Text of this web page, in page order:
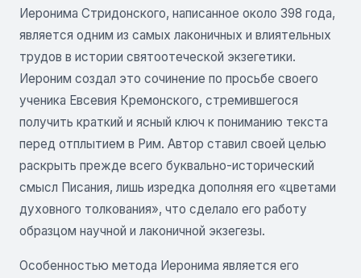
Иеронима Стридонского, написанное около 398 года,
является одним из самых лаконичных и влиятельных
трудов в истории святоотеческой экзегетики.
Иероним создал это сочинение по просьбе своего
ученика Евсевия Кремонского, стремившегося
получить краткий и ясный ключ к пониманию текста
перед отплытием в Рим. Автор ставил своей целью
раскрыть прежде всего буквально-исторический
смысл Писания, лишь изредка дополняя его «цветами
духовного толкования», что сделало его работу
образцом научной и лаконичной экзегезы.
Особенностью метода Иеронима является его